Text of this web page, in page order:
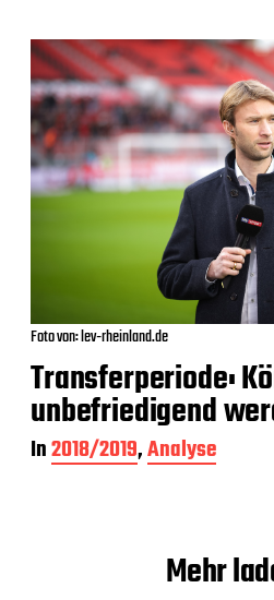
Foto von: lev-rheinland.de
Transferperiode:
unbefriedigend
In2018/2019,Analyse
Mehr